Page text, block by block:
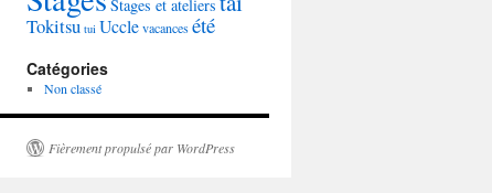
Stages et ateliers
Tokitsu tui Ucclevacancesété
Catégories
Non classé
Fièrement propulsé par WordPress